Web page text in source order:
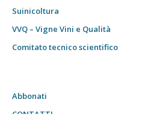
Suinicoltura
VVQ – Vigne Vini e Qualità
Comitato tecnico scientifico
Abbonati